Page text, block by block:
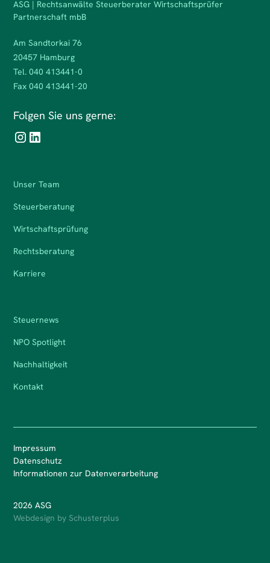
ASG | Rechtsanwälte Steuerberater Wirtschaftsprüfer
Partnerschaft mbB
Am Sandtorkai 76
20457 Hamburg
Tel. 040 413441-0
Fax 040 413441-20
Folgen Sie uns gerne:
Unser Team
Steuerberatung
Wirtschaftsprüfung
Rechtsberatung
Karriere
Steuernews
NPO Spotlight
Nachhaltigkeit
Kontakt
2026 ASG
Webdesign by Schusterplus
Impressum
Datenschutz
Informationen zur Datenverarbeitung